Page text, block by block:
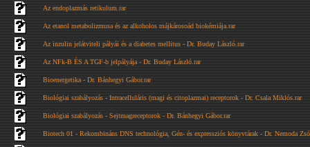
Az endoplazmás retikulum.rar
Az etanol metabolizmusa és az alkoholos májkárosoád biokémiája.rar
Az inzulin jelátviteli pályái és a diabetes mellitus - Dr. Buday László.rar
Az NFk-B ÉS A TGF-b jelpályája - Dr. Buday László.rar
Bioenergetika - Dr. Bánhegyi Gábor.rar
Biológiai szabályozás - Intracelluláris (magi és citoplazmai) receptorok - Dr. Csala Miklós.rar
Biológiai szabályozás - Sejtmagreceptorok - Dr. Bánhegyi Gábor.rar
Biotech 01 - Rekombináns DNS technológia, Gén- és expressziós könyvtárak - Dr. Nemoda